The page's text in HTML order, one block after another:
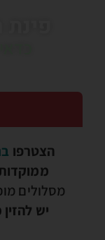
הצטרפו
מסלולים
יש